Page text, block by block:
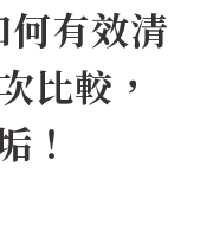
有效清
比較，
！